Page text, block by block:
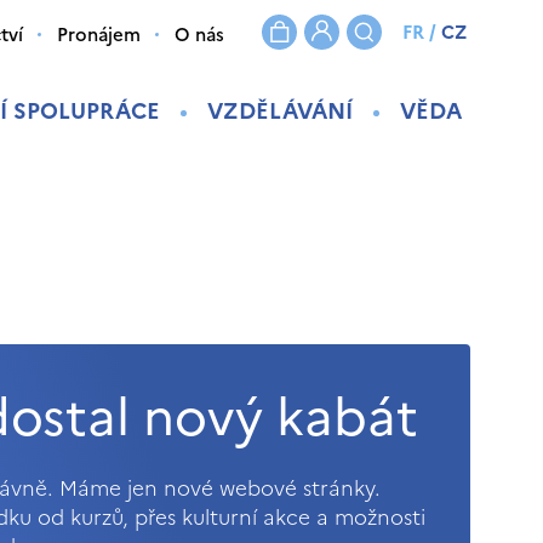
SPOLUPRÁCE VZDĚLÁVÁNÍ VĚDA
Pronájem O nás FR/CZ
nový kabát
Máme jen nové webové stránky.
od kurzů, přes kulturní akce a možnosti